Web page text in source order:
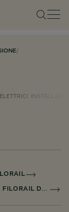
/
LASER BLADE XS HIGH CONTRAST 1X PER FILORAIL DALI BROADCAST